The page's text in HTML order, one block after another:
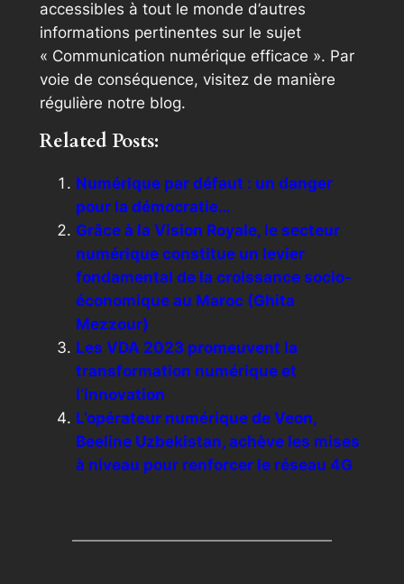
accessibles à tout le monde d’autres
informations pertinentes sur le sujet
« Communication numérique efficace ». Par
voie de conséquence, visitez de manière
régulière notre blog.
Related Posts:
Numérique par défaut : un danger
pour la démocratie…
Grâce à la Vision Royale, le secteur
numérique constitue un levier
fondamental de la croissance socio-
économique au Maroc (Ghita
Mezzour)
Les VDA 2023 promeuvent la
transformation numérique et
l’innovation
L’opérateur numérique de Veon,
Beeline Uzbekistan, achève les mises
à niveau pour renforcer le réseau 4G